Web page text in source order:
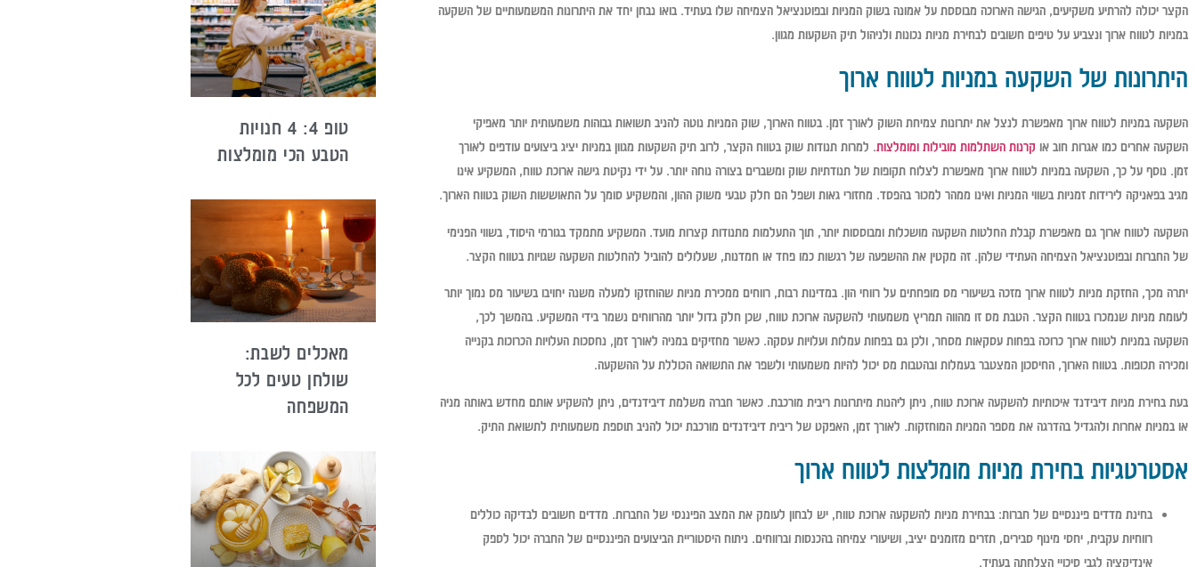
הקצר יכולה להרתיע משקיעים, הגישה הארוכה מבוססת על אמונה בשוק המניות ובפוטנציאל הצמיחה שלו בעתיד. בואו נבחן יחד את היתרונות המשמעותיים של השקעה
במניות לטווח ארוך ונצביע על טיפים חשובים לבחירת מניות נכונות ולניהול תיק השקעות מגוון.
היתרונות של השקעה במניות לטווח ארוך
השקעה במניות לטווח ארוך מאפשרת לנצל את יתרונות צמיחת השוק לאורך זמן. בטווח הארוך, שוק המניות נוטה להניב תשואות גבוהות משמעותית יותר מאפיקי
השקעה אחרים כמו אגרות חוב או קרנות השתלמות מובילות ומומלצות. למרות תנודות שוק בטווח הקצר, לרוב תיק השקעות מגוון במניות יציג ביצועים עודפים לאורך
זמן. נוסף על כך, השקעה במניות לטווח ארוך מאפשרת לצלוח תקופות של תנודתיות שוק ומשברים בצורה נוחה יותר. על ידי נקיטת גישה ארוכת טווח, המשקיע אינו
מגיב בפאניקה לירידות זמניות בשווי המניות ואינו ממהר למכור בהפסד. מחזורי גאות ושפל הם חלק טבעי משוק ההון, והמשקיע סומך על התאוששות השוק בטווח הארוך.
השקעה לטווח ארוך גם מאפשרת קבלת החלטות השקעה מושכלות ומבוססות יותר, תוך התעלמות מתנודות קצרות מועד. המשקיע מתמקד בגורמי היסוד, בשווי הפנימי
של החברות ובפוטנציאל הצמיחה העתידי שלהן. זה מקטין את ההשפעה של רגשות כמו פחד או חמדנות, שעלולים להוביל להחלטות השקעה שגויות בטווח הקצר.
יתרה מכך, החזקת מניות לטווח ארוך מזכה בשיעורי מס מופחתים על רווחי הון. במדינות רבות, רווחים ממכירת מניות שהוחזקו למעלה משנה יחויבו בשיעור מס נמוך יותר
לעומת מניות שנמכרו בטווח הקצר. הטבת מס זו מהווה תמריץ משמעותי להשקעה ארוכת טווח, שכן חלק גדול יותר מהרווחים נשמר בידי המשקיע. בהמשך לכך,
השקעה במניות לטווח ארוך כרוכה בפחות עסקאות מסחר, ולכן גם בפחות עמלות ועלויות עסקה. כאשר מחזיקים במניה לאורך זמן, נחסכות העלויות הכרוכות בקנייה
ומכירה תכופות. בטווח הארוך, החיסכון המצטבר בעמלות ובהטבות מס יכול להיות משמעותי ולשפר את התשואה הכוללת על ההשקעה.
בעת בחירת מניות דיבידנד איכותיות להשקעה ארוכת טווח, ניתן ליהנות מיתרונות ריבית מורכבת. כאשר חברה משלמת דיבידנדים, ניתן להשקיע אותם מחדש באותה מניה
או במניות אחרות ולהגדיל בהדרגה את מספר המניות המוחזקות. לאורך זמן, האפקט של ריבית דיבידנדים מורכבת יכול להניב תוספת משמעותית לתשואת התיק.
אסטרטגיות בחירת מניות מומלצות לטווח ארוך
בחינת מדדים פיננסיים של חברות: בבחירת מניות להשקעה ארוכת טווח, יש לבחון לעומק את המצב הפיננסי של החברות. מדדים חשובים לבדיקה כוללים
רווחיות עקבית, יחסי מינוף סבירים, תזרים מזומנים יציב, ושיעורי צמיחה בהכנסות וברווחים. ניתוח היסטוריית הביצועים הפיננסיים של החברה יכול לספק
אינדיקציה לגבי סיכויי הצלחתה בעתיד.
טופ 4: 4 חנויות
הטבע הכי מומלצות
מאכלים לשבת:
שולחן טעים לכל
המשפחה